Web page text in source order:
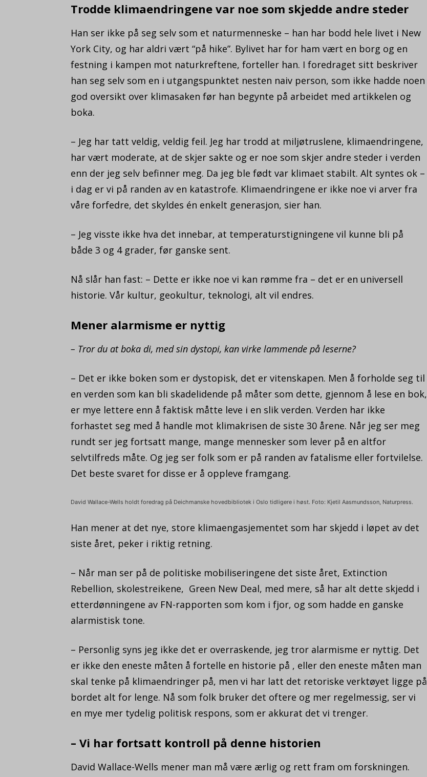
Trodde klimaendringene var noe som skjedde andre steder
Han ser ikke på seg selv som et naturmenneske – han har bodd hele livet i New
York City, og har aldri vært “på hike”. Bylivet har for ham vært en borg og en
festning i kampen mot naturkreftene, forteller han. I foredraget sitt beskriver
han seg selv som en i utgangspunktet nesten naiv person, som ikke hadde noen
god oversikt over klimasaken før han begynte på arbeidet med artikkelen og
boka.
– Jeg har tatt veldig, veldig feil. Jeg har trodd at miljøtruslene, klimaendringene,
har vært moderate, at de skjer sakte og er noe som skjer andre steder i verden
enn der jeg selv befinner meg. Da jeg ble født var klimaet stabilt. Alt syntes ok –
i dag er vi på randen av en katastrofe. Klimaendringene er ikke noe vi arver fra
våre forfedre, det skyldes én enkelt generasjon, sier han.
– Jeg visste ikke hva det innebar, at temperaturstigningene vil kunne bli på
både 3 og 4 grader, før ganske sent.
Nå slår han fast: – Dette er ikke noe vi kan rømme fra – det er en universell
historie. Vår kultur, geokultur, teknologi, alt vil endres.
Mener alarmisme er nyttig
– Tror du at boka di, med sin dystopi, kan virke lammende på leserne?
– Det er ikke boken som er dystopisk, det er vitenskapen. Men å forholde seg til
en verden som kan bli skadelidende på måter som dette, gjennom å lese en bok,
er mye lettere enn å faktisk måtte leve i en slik verden. Verden har ikke
forhastet seg med å handle mot klimakrisen de siste 30 årene. Når jeg ser meg
rundt ser jeg fortsatt mange, mange mennesker som lever på en altfor
selvtilfreds måte. Og jeg ser folk som er på randen av fatalisme eller fortvilelse.
Det beste svaret for disse er å oppleve framgang.
David Wallace-Wells holdt foredrag på Deichmanske hovedbibliotek i Oslo tidligere i høst. Foto: Kjetil Aasmundsson, Naturpress.
Han mener at det nye, store klimaengasjementet som har skjedd i løpet av det
siste året, peker i riktig retning.
– Når man ser på de politiske mobiliseringene det siste året, Extinction
Rebellion, skolestreikene, Green New Deal, med mere, så har alt dette skjedd i
etterdønningene av FN-rapporten som kom i fjor, og som hadde en ganske
alarmistisk tone.
– Personlig syns jeg ikke det er overraskende, jeg tror alarmisme er nyttig. Det
er ikke den eneste måten å fortelle en historie på , eller den eneste måten man
skal tenke på klimaendringer på, men vi har latt det retoriske verktøyet ligge på
bordet alt for lenge. Nå som folk bruker det oftere og mer regelmessig, ser vi
en mye mer tydelig politisk respons, som er akkurat det vi trenger.
– Vi har fortsatt kontroll på denne historien
David Wallace-Wells mener man må være ærlig og rett fram om forskningen.